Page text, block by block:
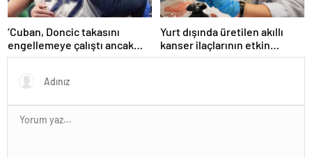
‘Cuban, Doncic takasını
engellemeye çalıştı ancak
geç kaldı’ iddiası! NBA
Yurt dışında üretilen akıllı
kanser ilaçlarının etkin
maddesi yerli imkanlarla